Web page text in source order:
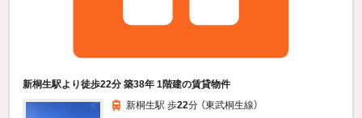
新桐生駅より徒歩22分 築38年 1階建の賃貸物件
新桐生駅 歩22分 （東武桐生線）